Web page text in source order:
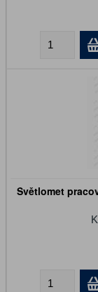
Světlomet